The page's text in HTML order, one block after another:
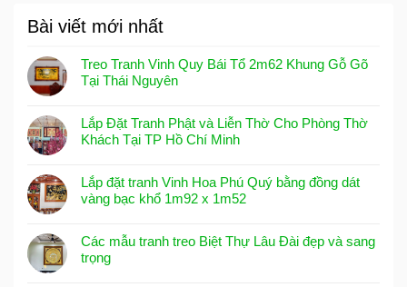
Bài viết mới nhất
Treo Tranh Vinh Quy Bái Tổ 2m62 Khung Gỗ Gõ
Tại Thái Nguyên
Lắp Đặt Tranh Phật và Liễn Thờ Cho Phòng Thờ
Khách Tại TP Hồ Chí Minh
Lắp đặt tranh Vinh Hoa Phú Quý bằng đồng dát
vàng bạc khổ 1m92 x 1m52
Các mẫu tranh treo Biệt Thự Lâu Đài đẹp và sang
trọng